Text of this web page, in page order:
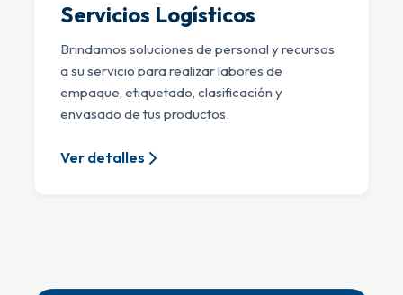
Servicios Logísticos
Brindamos soluciones de personal y recursos
a su servicio para realizar labores de
empaque, etiquetado, clasificación y
envasado de tus productos.
Ver detalles